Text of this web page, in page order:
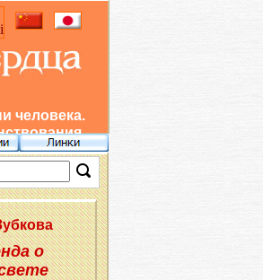
человека.
о